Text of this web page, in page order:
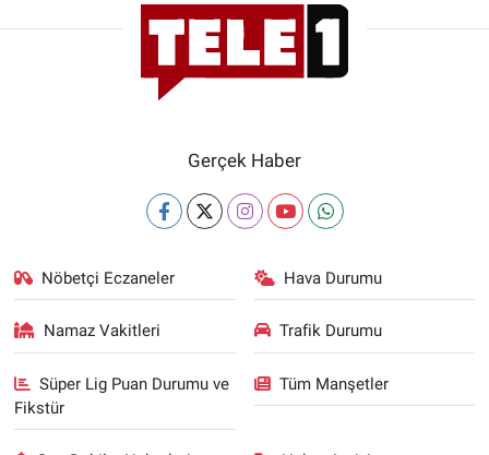
Gerçek Haber
Nöbetçi Eczaneler Hava Durumu
Namaz Vakitleri Trafik Durumu
Süper Lig Puan Durumu ve
Fikstür
Tüm Manşetler